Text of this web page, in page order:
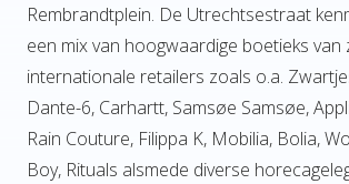
Rembrandtplein. De Utrechtsestraat
een mix van hoogwaardige boetieks van
internationale retailers zoals o.a.
Dante-6, Carhartt, Samsøe Samsøe,
Rain Couture, Filippa K, Mobilia, Bolia,
Boy, Rituals alsmede diverse